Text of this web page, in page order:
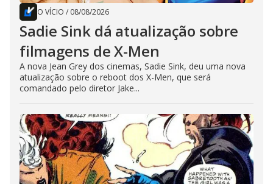
O VÍCIO / 08/08/2026
Sadie Sink dá atualização sobre
filmagens de X-Men
A nova Jean Grey dos cinemas, Sadie Sink, deu uma nova
atualização sobre o reboot dos X-Men, que será
comandado pelo diretor Jake...